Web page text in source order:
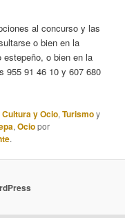
al concurso y las
o bien en la
estepeño, o bien en la
955 91 46 10 y 607 680
Cultura y Ocio,Turismoy
,Ociopor
.